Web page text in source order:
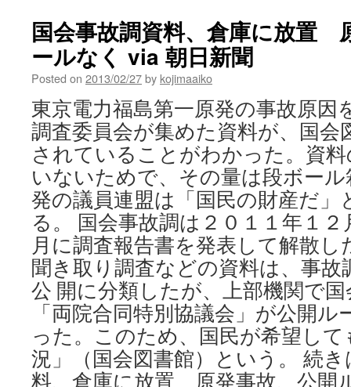
国会事故調資料、倉庫に放置
ールなく via 朝日新聞
Posted on 2013/02/27by kojimaaiko
東京電力福島第一原発の事故原因
調査委員会が集めた資料が、国会
されていることがわかった。資
いないためで、その量は段ボー
発の議員連盟は「国民の財産だ」
る。 国会事故調は２０１１年１
月に調査報告書を発表して解散
聞き取り調査などの資料は、事故
公 開に分類したが、上部機関で
「両院合同特別協議会」が公開
った。このため、国民が希望し
況」（国会図書館）という。 続
料、倉庫に放置 原発事故、公開